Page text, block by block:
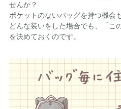
せんか？
ポケットのないバッグを持つ機会
どんな装いをした場合でも、「こ
を決めておくのです。